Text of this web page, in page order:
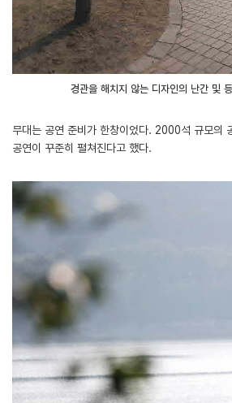
경관을 해치지 않는 디자인의 난간 및
무대는 공연 준비가 한창이었다. 2000석 규모의
공연이 꾸준히 펼쳐진다고 했다.